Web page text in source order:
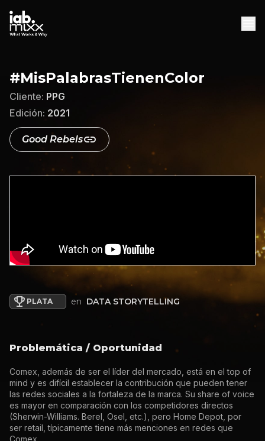
INICIO
AGENCIAS
DESCARGAS
DESCARGAR WHITEPAPER
#MisPalabrasTienenColor
Cliente: PPG
Edición: 2021
Good Rebels
PLATA en DATA STORYTELLING
Problemática / Oportunidad
Comex, además de ser el líder del mercado, está en el top of
mind y es difícil establecer la contribución que pueden tener
las redes sociales a la fortaleza de la marca. Su share of voice
es mayor en comparación con los competidores directos
(Sherwin-Williams. Berel, Osel, etc.), pero Home Depot, por
ser retail, típicamente tiene más menciones en redes que
Comex.